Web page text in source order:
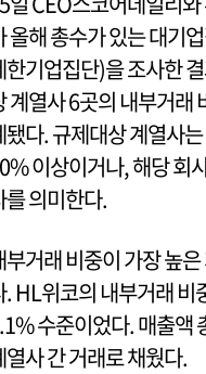
올해 총수가 있는 대기
한기업집단)을 조사한
계열사 6곳의 내부거래
됐다. 규제대상 계열사
이상이거나, 해당 회
를 의미한다.
부거래 비중이 가장 높
. HL위코의 내부거래
수준이었다. 매출액
열사 간 거래로 채웠다.